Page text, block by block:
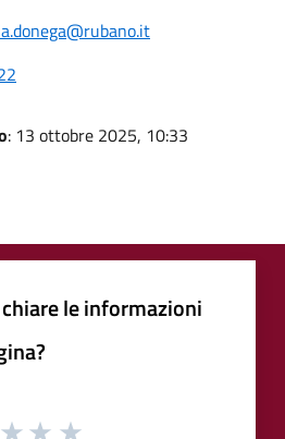
: 13 ottobre 2025, 10:33
le informazioni